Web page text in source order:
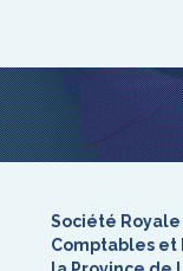
Société
Comptables et